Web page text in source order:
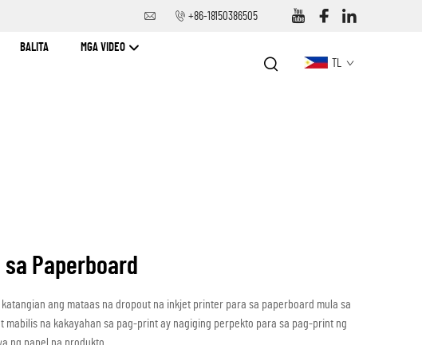
+86-18150386505
BALITA MGA VIDEO
TL
Paperboard
ang mataas na dropout na inkjet printer para sa paperboard mula sa
na kakayahan sa pag-print ay nagiging perpekto para sa pag-print ng